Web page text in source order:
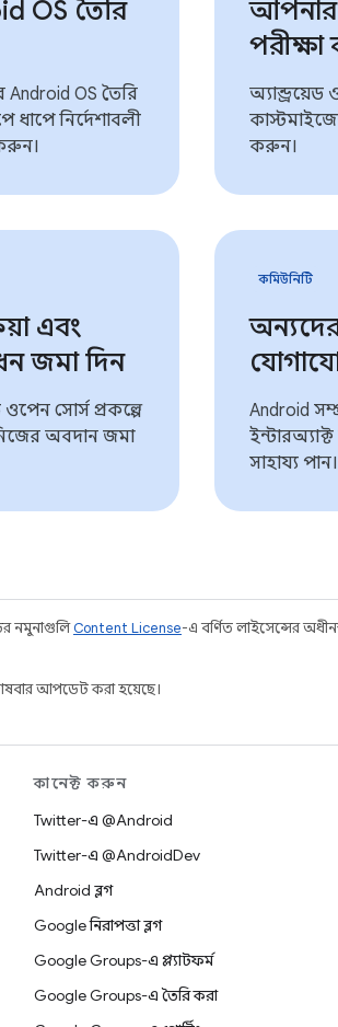
OS তৈরি
Android OS তৈরি
ধাপে নির্দেশাবলী
করুন।
এবং
জমা দিন
ওপেন সোর্স প্রকল্পে
অবদান জমা
কমিউনিটি
Android
সাহায্য পান।
নমুনাগুলিContent License-এ বর্ণিত লাইসেন্সের
আপডেট করা হয়েছে।
কানেক্ট করুন
Twitter-এ @Android
Twitter-এ @AndroidDev
Android ব্লগ
Google নিরাপত্তা ব্লগ
Google Groups-এ প্ল্যাটফর্ম
Google Groups-এ তৈরি করা